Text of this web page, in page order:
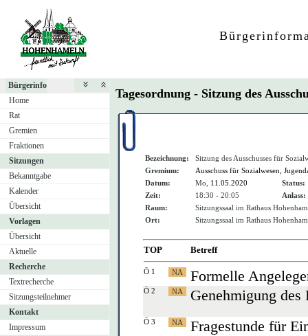
Bürgerinfo
Home
Rat
Gremien
Fraktionen
Sitzungen
Bekanntgabe
Kalender
Übersicht
Vorlagen
Übersicht
Aktuelle
Recherche
Textrecherche
Sitzungsteilnehmer
Kontakt
Impressum
Tagesordnung - Sitzung des
Bezeichnung:
Sitzung des Ausschusses für
Gremium:
Ausschuss für Sozialwesen,
Datum:
Mo, 11.05.2020
Status:
Zeit:
18:30 - 20:05
Anlass:
Raum:
Sitzungssaal im Rathaus
Ort:
Sitzungssaal im Rathaus
TOP Betreff
Ö 1 Formelle
Ö 2 Genehmigung
Ö 3 Fragestunde für